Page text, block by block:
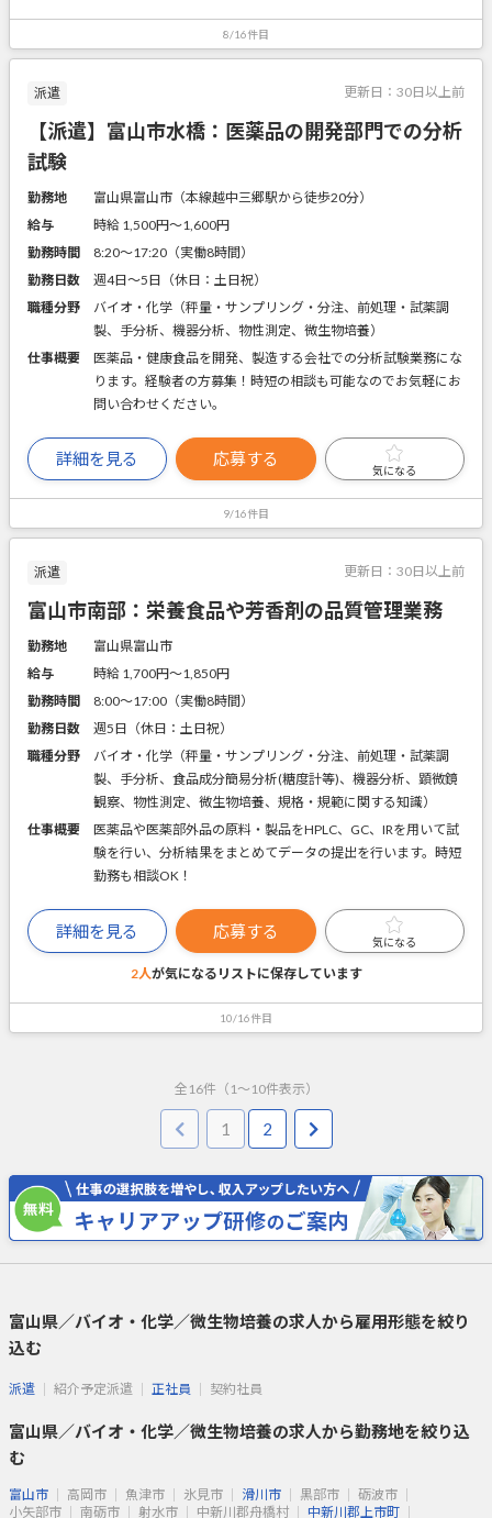
8/16件目
派遣 更新日： 30日以上前
【派遣】富山市水橋：医薬品の開発部門での分析
試験
勤務地
富山県富山市（本線越中三郷駅から徒歩20分）
給与
時給 1,500円〜1,600円
勤務時間
8:20～17:20（実働8時間）
勤務日数
週4日～5日（休日：土日祝）
職種分野
バイオ・化学（秤量・サンプリング・分注、前処理・試薬調
製、手分析、機器分析、物性測定、微生物培養）
仕事概要
医薬品・健康食品を開発、製造する会社での分析試験業務にな
ります。経験者の方募集！時短の相談も可能なのでお気軽にお
問い合わせください。
詳細を見る 応募する
気になる
9/16件目
派遣 更新日： 30日以上前
富山市南部：栄養食品や芳香剤の品質管理業務
勤務地
富山県富山市
給与
時給 1,700円〜1,850円
勤務時間
8:00～17:00（実働8時間）
勤務日数
週5日（休日：土日祝）
職種分野
バイオ・化学（秤量・サンプリング・分注、前処理・試薬調
製、手分析、食品成分簡易分析(糖度計等)、機器分析、顕微鏡
観察、物性測定、微生物培養、規格・規範に関する知識）
仕事概要
医薬品や医薬部外品の原料・製品をHPLC、GC、IRを用いて試
験を行い、分析結果をまとめてデータの提出を行います。時短
勤務も相談OK！
詳細を見る 応募する
気になる
2人が気になるリストに保存しています
10/16件目
全 16件（ 1 ～ 10件表示）
1 2
富山県／バイオ・化学／微生物培養の求人から雇用形態を絞り
込む
派遣 紹介予定派遣 正社員 契約社員
富山県／バイオ・化学／微生物培養の求人から勤務地を絞り込
む
富山市 高岡市 魚津市 氷見市 滑川市 黒部市
砺波市
小矢部市
南砺市 射水市 中新川郡舟橋村 中新川郡上市町